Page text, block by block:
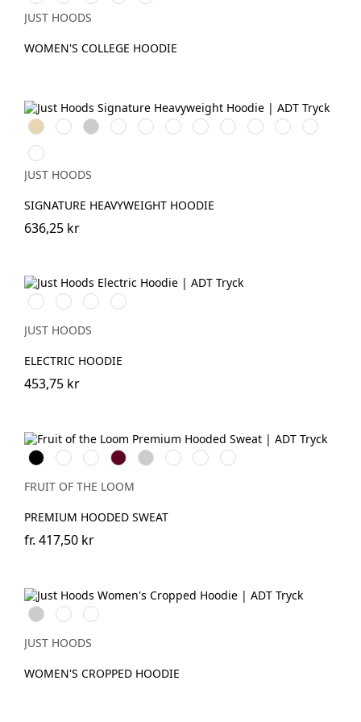
GreenMilkshake
Black
Blue
Pink
JUST HOODS
WOMEN'S COLLEGE HOODIE
Desert
Sand
Bright
Royal
Heather
Grey
Arctic
White
New
French
Baby
Pink
Deep
Black
Soft
Red
Earthy
Green
Airforce
Blue
Natural
Stone
Solid
Charcoal
JUST HOODS
SIGNATURE HEAVYWEIGHT HOODIE
636,25 kr
Electric
Green
Electric
Orange
Electric
Pink
Electric
Yellow
JUST HOODS
ELECTRIC HOODIE
453,75 kr
BlackRed
Royal
Blue
BurgundyHeather
Grey
Deep
Navy
Classic
Olive
Charcoal
(Solid)
FRUIT OF THE LOOM
PREMIUM HOODED SWEAT
fr. 417,50 kr
Heather
Grey
Jet
Black
Dusty
Pink
JUST HOODS
WOMEN'S CROPPED HOODIE